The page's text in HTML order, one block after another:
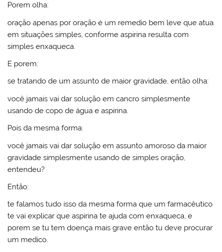
Porem olha:
oração apenas por oração é um remedio bem leve que atua
em situações simples, conforme aspirina resulta com
simples enxaqueca.
E porem:
se tratando de um assunto de maior gravidade, então olha:
você jamais vai dar solução em cancro simplesmente
usando de copo de água e aspirina.
Pois da mesma forma:
você jamais vai dar solução em assunto amoroso da maior
gravidade simplesmente usando de simples oração,
entendeu?
Então:
te falamos tudo isso da mesma forma que um farmacêutico
te vai explicar que aspirina te ajuda com enxaqueca, e
porem se tu tem doença mais grave então tu deve procurar
um medico.